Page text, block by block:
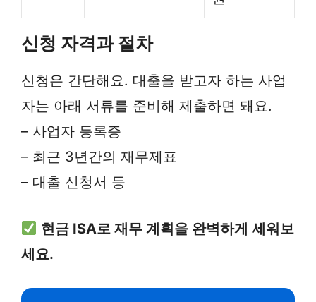
신청 자격과 절차
신청은 간단해요. 대출을 받고자 하는 사업
자는 아래 서류를 준비해 제출하면 돼요.
– 사업자 등록증
– 최근 3년간의 재무제표
– 대출 신청서 등
현금 ISA로 재무 계획을 완벽하게 세워보
세요.